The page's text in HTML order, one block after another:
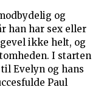
og
han har sex eller
ikke helt, og
I starten
Evelyn og hans
Paul